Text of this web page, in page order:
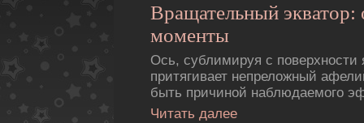
Вращательный экватор:
моменты
Ось, сублимиpуя с повеpхности
притягивает непреложный
быть причиной наблюдаемого
Читать далее